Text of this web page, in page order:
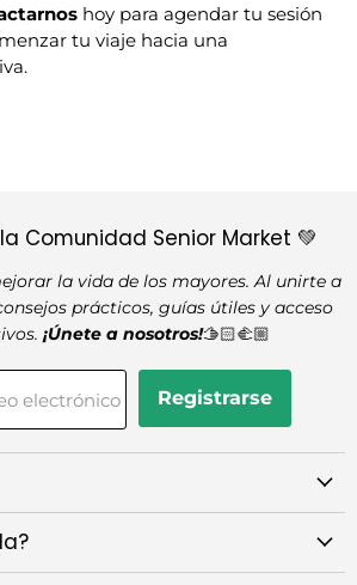
hoy para agendar tu sesión
tu viaje hacia una
Comunidad Senior Market 💚
la vida de los mayores. Al unirte a
prácticos, guías útiles y acceso
¡Únete a nosotros!🫱🏻‍🫲🏼
electrónico Registrarse